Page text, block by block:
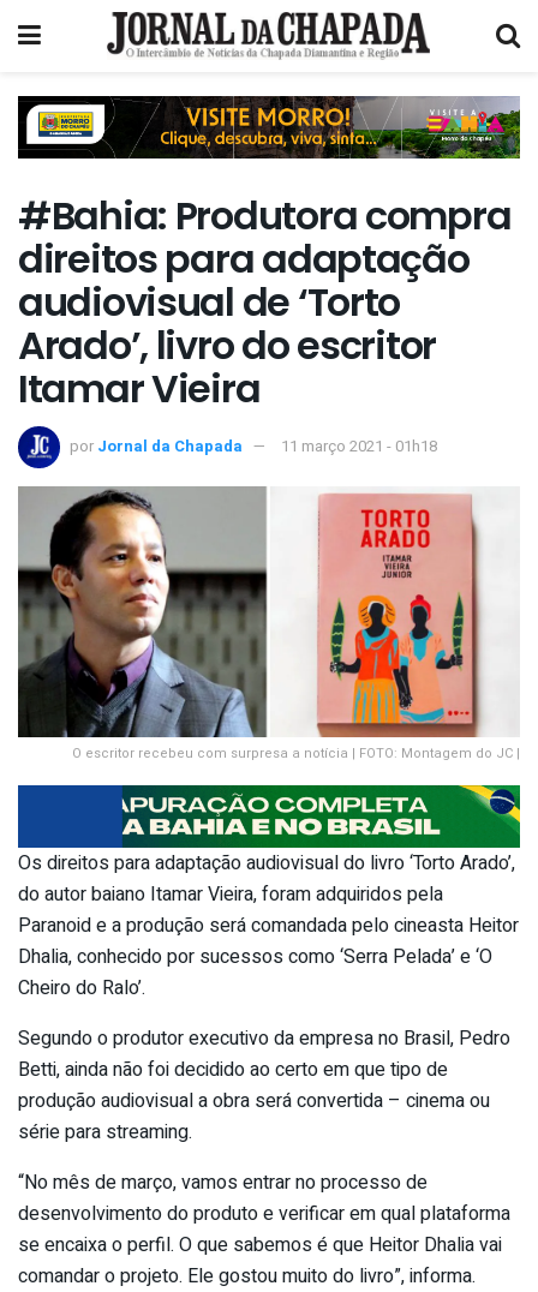
#Bahia: Produtora compra
direitos para adaptação
audiovisual de ‘Torto
Arado’, livro do escritor
Itamar Vieira
por Jornal da Chapada 11 março 2021 - 01h18
O escritor recebeu com surpresa a notícia | FOTO: Montagem do JC |
Os direitos para adaptação audiovisual do livro ‘Torto Arado’,
do autor baiano Itamar Vieira, foram adquiridos pela
Paranoid e a produção será comandada pelo cineasta Heitor
Dhalia, conhecido por sucessos como ‘Serra Pelada’ e ‘O
Cheiro do Ralo’.
Segundo o produtor executivo da empresa no Brasil, Pedro
Betti, ainda não foi decidido ao certo em que tipo de
produção audiovisual a obra será convertida – cinema ou
série para streaming.
“No mês de março, vamos entrar no processo de
desenvolvimento do produto e verificar em qual plataforma
se encaixa o perfil. O que sabemos é que Heitor Dhalia vai
comandar o projeto. Ele gostou muito do livro”, informa.